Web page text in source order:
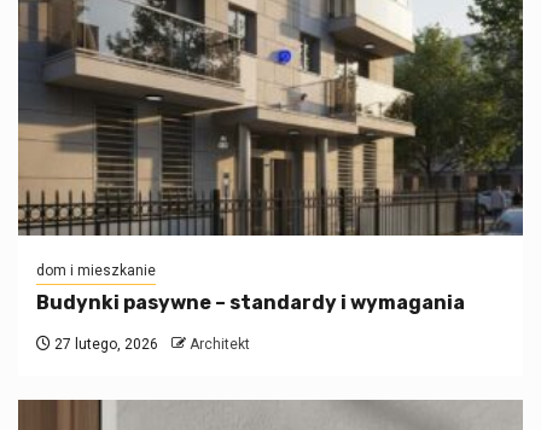
dom i mieszkanie
Budynki pasywne – standardy i wymagania
27 lutego, 2026 Architekt